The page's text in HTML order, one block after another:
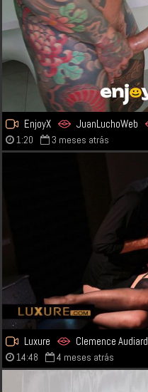
EnjoyX JuanLuchoWeb
1:20 3 meses atrás
Luxure Clemence Audiard
14:48 4 meses atrás